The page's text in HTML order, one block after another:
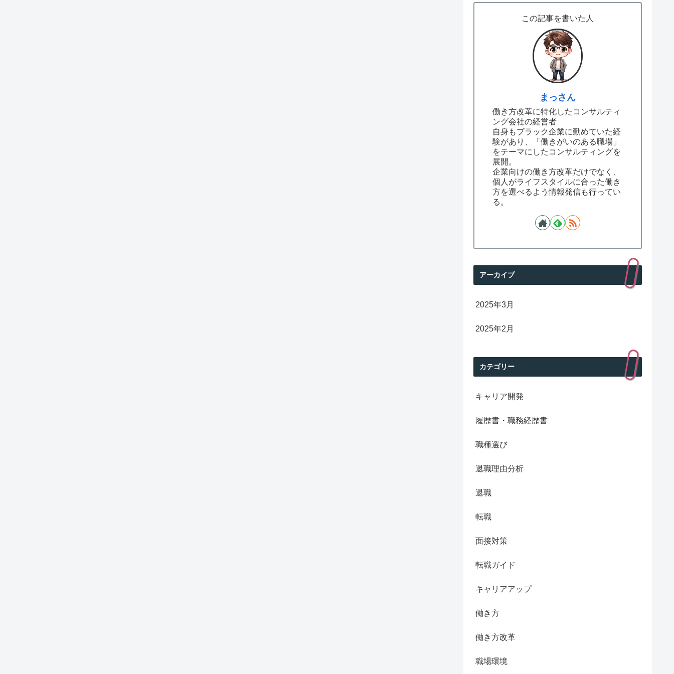
この記事を書いた人
まっさん
働き方改革に特化したコンサルティ
ング会社の経営者
自身もブラック企業に勤めていた経
験があり、「働きがいのある職場」
をテーマにしたコンサルティングを
展開。
企業向けの働き方改革だけでなく、
個人がライフスタイルに合った働き
方を選べるよう情報発信も行ってい
る。
アーカイブ
2025年3月
2025年2月
カテゴリー
キャリア開発
履歴書・職務経歴書
職種選び
退職理由分析
退職
転職
面接対策
転職ガイド
キャリアアップ
働き方
働き方改革
職場環境